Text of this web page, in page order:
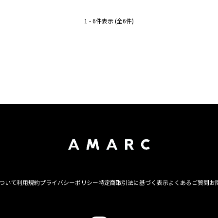
1 - 6件表示 (全6件)
いて利用規約プライバシーポリシー特定商取引法に基づく表示よくあるご質問お